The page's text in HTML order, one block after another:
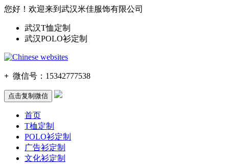
您好！欢迎来到武汉米佳服饰有限公司
武汉T恤定制
武汉POLO衫定制
+ 微信号： 15342777538
点击复制微信
首页
T桖定制
POLO衫定制
广告衫定制
文化衫定制